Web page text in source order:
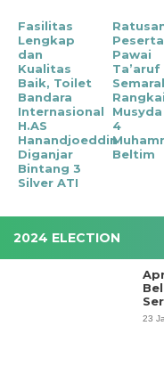
Fasilitas
Lengkap
dan
Kualitas
Baik, Toilet
Bandara
Internasional
H.AS
Hanandjoeddin
Diganjar
Bintang 3
Silver ATI
Peserta
Pawai
Ta’aruf
4
Beltim
2024 ELECTION
23